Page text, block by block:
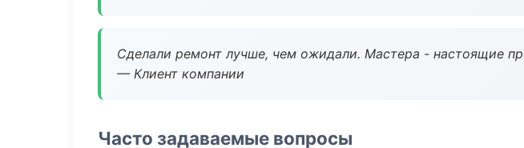
Сделали ремонт лучше, чем ожидали. Мастера - настоящие
— Клиент компании
Часто задаваемые вопросы